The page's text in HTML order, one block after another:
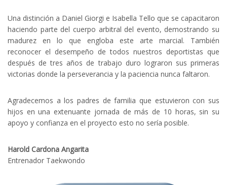
Una distinción a Daniel Giorgi e Isabella Tello que se capacitaron
haciendo parte del cuerpo arbitral del evento, demostrando su
madurez en lo que engloba este arte marcial. También
reconocer el desempeño de todos nuestros deportistas que
después de tres años de trabajo duro lograron sus primeras
victorias donde la perseverancia y la paciencia nunca faltaron.
Agradecemos a los padres de familia que estuvieron con sus
hijos en una extenuante jornada de más de 10 horas, sin su
apoyo y confianza en el proyecto esto no sería posible.
Harold Cardona Angarita
Entrenador Taekwondo